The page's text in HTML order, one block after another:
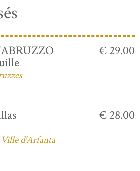
€ 29.00
d'Arfanta
€ 28.00